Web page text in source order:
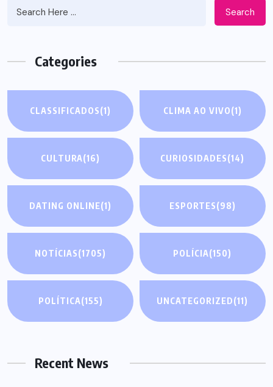
Search
Categories
CLASSIFICADOS(1) CLIMA AO VIVO(1)
CULTURA(16) CURIOSIDADES(14)
DATING ONLINE(1) ESPORTES(98)
NOTÍCIAS(1705) POLÍCIA(150)
POLÍTICA(155) UNCATEGORIZED(11)
Recent News